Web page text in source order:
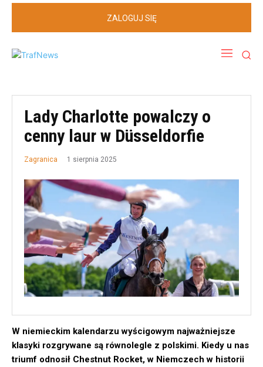
ZALOGUJ SIĘ
Lady Charlotte powalczy o
cenny laur w Düsseldorfie
Zagranica 1 sierpnia 2025
W niemieckim kalendarzu wyścigowym najważniejsze
klasyki rozgrywane są równolegle z polskimi. Kiedy u nas
triumf odnosił Chestnut Rocket, w Niemczech w historii